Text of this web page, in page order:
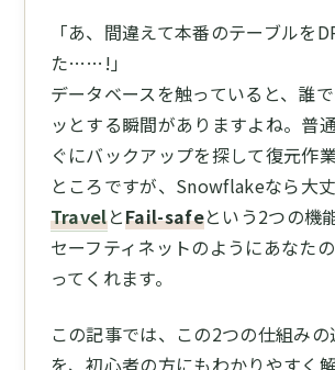
「あ、間違えて本番のテーブルを
た……!」
データベースを触っていると、誰
ッとする瞬間がありますよね。普
ぐにバックアップを探して復元
ところですが、Snowflakeなら大丈
TravelとFail-safeという2つの機
セーフティネットのようにあなた
ってくれます。
この記事では、この2つの仕組み
を、初心者の方にもわかりやすく